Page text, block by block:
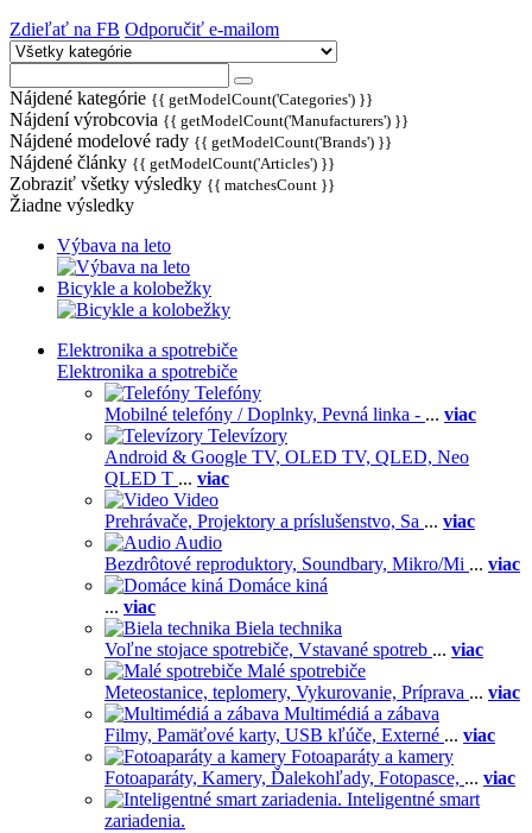
Zdieľať na FB Odporučiť e-mailom
Nájdené kategórie {{ getModelCount('Categories') }}
Nájdení výrobcovia {{ getModelCount('Manufacturers') }}
Nájdené modelové rady {{ getModelCount('Brands') }}
Nájdené články {{ getModelCount('Articles') }}
Zobraziť všetky výsledky {{ matchesCount }}
Žiadne výsledky
Výbava na leto
Bicykle a kolobežky
Elektronika a spotrebiče
Elektronika a spotrebiče
Telefóny
Mobilné telefóny / Doplnky, Pevná linka - ... viac
Televízory
Android & Google TV, OLED TV, QLED, Neo
QLED T ... viac
Video
Prehrávače, Projektory a príslušenstvo, Sa ... viac
Audio
Bezdrôtové reproduktory, Soundbary, Mikro/Mi ... viac
Domáce kiná
... viac
Biela technika
Voľne stojace spotrebiče, Vstavané spotreb ... viac
Malé spotrebiče
Meteostanice, teplomery, Vykurovanie, Príprava ... viac
Multimédiá a zábava
Filmy, Pamäťové karty, USB kľúče, Externé ... viac
Fotoaparáty a kamery
Fotoaparáty, Kamery, Ďalekohľady, Fotopasce, ... viac
Inteligentné smart
zariadenia.